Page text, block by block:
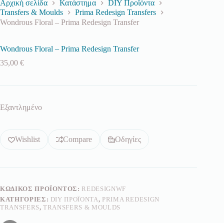
Αρχική σελίδα Κατάστημα
DIY Προϊόντα
Transfers & Moulds
Prima Redesign Transfers
Wondrous Floral – Prima Redesign Transfer
Wondrous Floral – Prima Redesign Transfer
35,00 €
Εξαντλημένο
Wishlist Compare Οδηγίες
ΚΩΔΙΚΌΣ ΠΡΟΪΌΝΤΟΣ: REDESIGNWF
ΚΑΤΗΓΟΡΊΕΣ: DIY ΠΡΟΪΌΝΤΑ, PRIMA REDESIGN
TRANSFERS,TRANSFERS & MOULDS